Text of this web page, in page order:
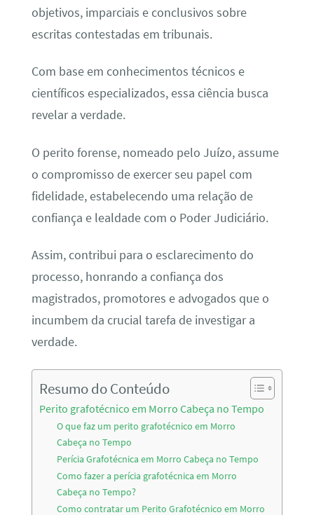
objetivos, imparciais e conclusivos sobre
escritas contestadas em tribunais.
Com base em conhecimentos técnicos e
científicos especializados, essa ciência busca
revelar a verdade.
O perito forense, nomeado pelo Juízo, assume
o compromisso de exercer seu papel com
fidelidade, estabelecendo uma relação de
confiança e lealdade com o Poder Judiciário.
Assim, contribui para o esclarecimento do
processo, honrando a confiança dos
magistrados, promotores e advogados que o
incumbem da crucial tarefa de investigar a
verdade.
Resumo do Conteúdo
Perito grafotécnico em Morro Cabeça no Tempo
O que faz um perito grafotécnico em Morro
Cabeça no Tempo
Perícia Grafotécnica em Morro Cabeça no Tempo
Como fazer a perícia grafotécnica em Morro
Cabeça no Tempo?
Como contratar um Perito Grafotécnico em Morro